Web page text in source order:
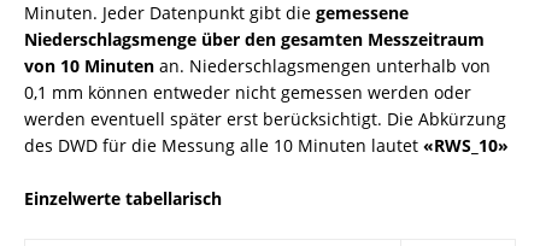
Minuten. Jeder Datenpunkt gibt die gemessene
Niederschlagsmenge über den gesamten Messzeitraum
von 10 Minuten an. Niederschlagsmengen unterhalb von
0,1 mm können entweder nicht gemessen werden oder
werden eventuell später erst berücksichtigt. Die Abkürzung
des DWD für die Messung alle 10 Minuten lautet «RWS_10»
Einzelwerte tabellarisch